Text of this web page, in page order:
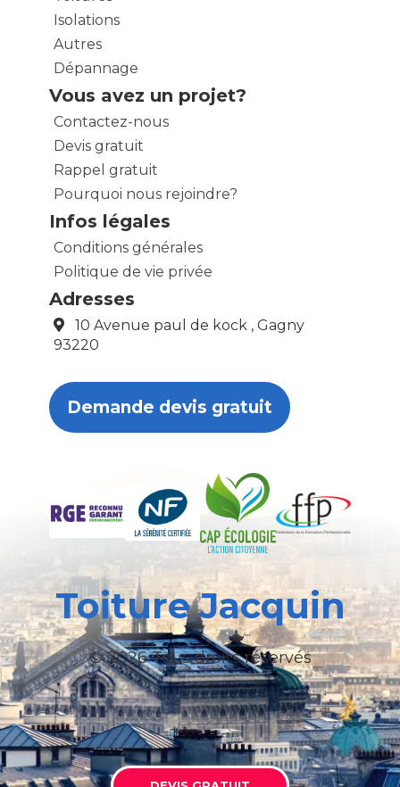
Isolations
Autres
Dépannage
Vous avez un projet?
Contactez-nous
Devis gratuit
Rappel gratuit
Pourquoi nous rejoindre?
Infos légales
Conditions générales
Politique de vie privée
Adresses
10 Avenue paul de kock , Gagny
93220
Demande devis gratuit
Toiture Jacquin
© 2026 Tous droits réservés